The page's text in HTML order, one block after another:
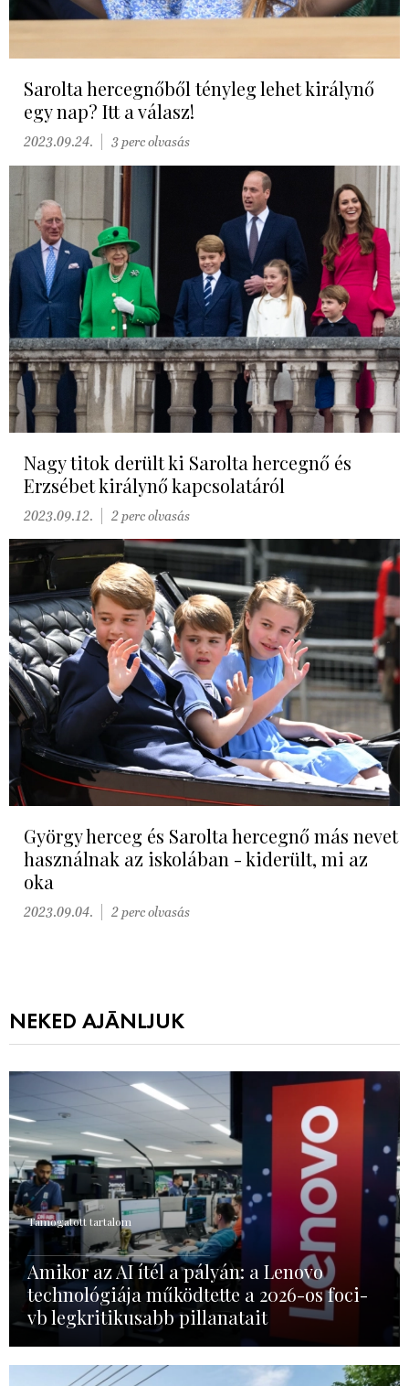
Sarolta hercegnőből tényleg lehet királynő
egy nap? Itt a válasz!
2023.09.24. 3 perc olvasás
Nagy titok derült ki Sarolta hercegnő és
Erzsébet királynő kapcsolatáról
2023.09.12. 2 perc olvasás
György herceg és Sarolta hercegnő más nevet
használnak az iskolában - kiderült, mi az
oka
2023.09.04. 2 perc olvasás
NEKED AJÁNLJUK
Támogatott tartalom
Amikor az AI ítél a pályán: a Lenovo
technológiája működtette a 2026-os foci-
vb legkritikusabb pillanatait